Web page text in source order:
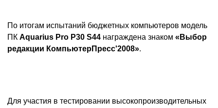
По итогам испытаний бюджетных компьютеров модель
ПК Aquarius Pro P30 S44 награждена знаком «Выбор
редакции КомпьютерПресс'2008».
Для участия в тестировании высокопроизводительных